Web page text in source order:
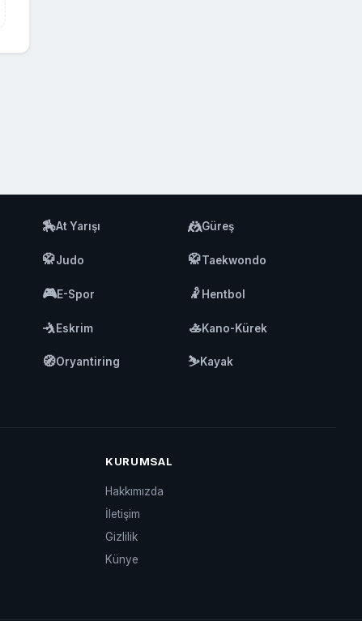
🏇At Yarışı 🤼Güreş
🥋Judo 🥋Taekwondo
🎮E-Spor 🤾 Hentbol
🤺Eskrim 🚣Kano-Kürek
🧭Oryantiring ⛷️Kayak
KURUMSAL
Hakkımızda
İletişim
Gizlilik
Künye